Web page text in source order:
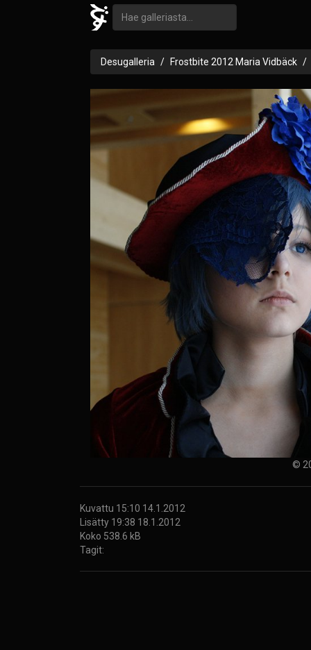
Desugalleria Frostbite 2012 Maria Vidbäck
©
Kuvattu 15:10 14.1.2012
Lisätty 19:38 18.1.2012
Koko 538.6 kB
Tagit: